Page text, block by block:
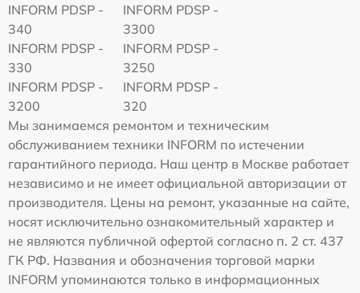
INFORM PDSP -
340
INFORM PDSP -
3300
INFORM PDSP -
330
INFORM PDSP -
3250
INFORM PDSP -
3200
INFORM PDSP -
320
Мы занимаемся ремонтом и техническим
обслуживанием техники INFORM по истечении
гарантийного периода. Наш центр в Москве работает
независимо и не имеет официальной авторизации от
производителя. Цены на ремонт, указанные на сайте,
носят исключительно ознакомительный характер и
не являются публичной офертой согласно п. 2 ст. 437
ГК РФ. Названия и обозначения торговой марки
INFORM упоминаются только в информационных